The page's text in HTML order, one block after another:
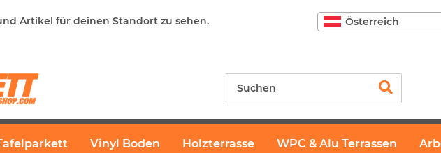
Artikel für deinen Standort zu sehen. Österreich
Vinyl Boden Holzterrasse WPC & Alu Terrassen